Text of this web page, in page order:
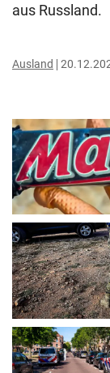
aus Russland.
Ausland